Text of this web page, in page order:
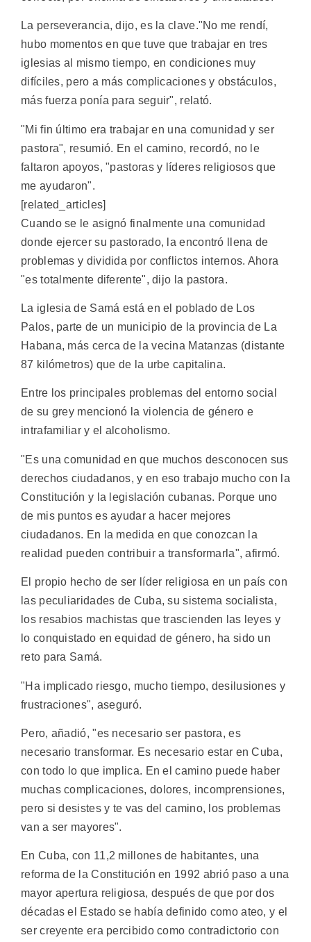
La perseverancia, dijo, es la clave."No me rendí,
hubo momentos en que tuve que trabajar en tres
iglesias al mismo tiempo, en condiciones muy
difíciles, pero a más complicaciones y obstáculos,
más fuerza ponía para seguir", relató.
"Mi fin último era trabajar en una comunidad y ser
pastora", resumió. En el camino, recordó, no le
faltaron apoyos, "pastoras y líderes religiosos que
me ayudaron".
[related_articles]
Cuando se le asignó finalmente una comunidad
donde ejercer su pastorado, la encontró llena de
problemas y dividida por conflictos internos. Ahora
"es totalmente diferente", dijo la pastora.
La iglesia de Samá está en el poblado de Los
Palos, parte de un municipio de la provincia de La
Habana, más cerca de la vecina Matanzas (distante
87 kilómetros) que de la urbe capitalina.
Entre los principales problemas del entorno social
de su grey mencionó la violencia de género e
intrafamiliar y el alcoholismo.
"Es una comunidad en que muchos desconocen sus
derechos ciudadanos, y en eso trabajo mucho con la
Constitución y la legislación cubanas. Porque uno
de mis puntos es ayudar a hacer mejores
ciudadanos. En la medida en que conozcan la
realidad pueden contribuir a transformarla", afirmó.
El propio hecho de ser líder religiosa en un país con
las peculiaridades de Cuba, su sistema socialista,
los resabios machistas que trascienden las leyes y
lo conquistado en equidad de género, ha sido un
reto para Samá.
"Ha implicado riesgo, mucho tiempo, desilusiones y
frustraciones", aseguró.
Pero, añadió, "es necesario ser pastora, es
necesario transformar. Es necesario estar en Cuba,
con todo lo que implica. En el camino puede haber
muchas complicaciones, dolores, incomprensiones,
pero si desistes y te vas del camino, los problemas
van a ser mayores".
En Cuba, con 11,2 millones de habitantes, una
reforma de la Constitución en 1992 abrió paso a una
mayor apertura religiosa, después de que por dos
décadas el Estado se había definido como ateo, y el
ser creyente era percibido como contradictorio con